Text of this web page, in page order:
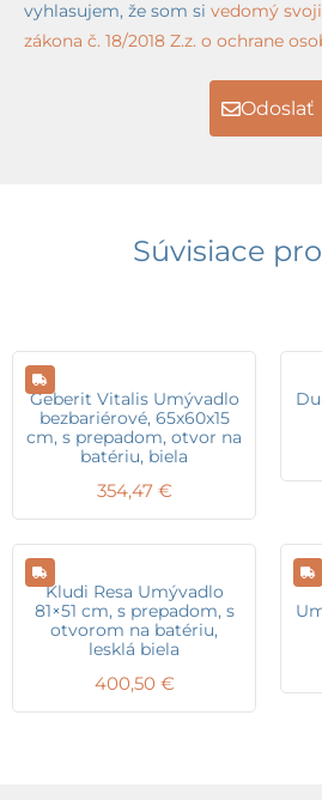
vyhlasujem, že som si vedomý
zákona č. 18/2018 Z.z. o ochrane
Odoslať
Súvisiace
Geberit Vitalis Umývadlo
bezbariérové, 65x60x15
cm, s prepadom, otvor na
batériu, biela
354,47 €
Kludi Resa Umývadlo
81×51 cm, s prepadom, s
otvorom na batériu,
lesklá biela
400,50 €